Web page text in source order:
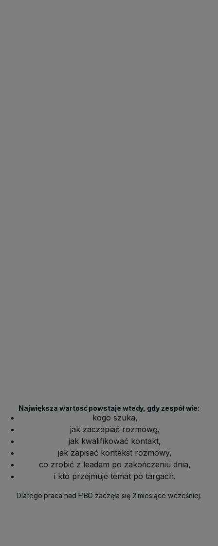
Największa wartość powstaje wtedy, gdy zespół wie:
kogo szuka,
jak zaczepiać rozmowę,
jak kwalifikować kontakt,
jak zapisać kontekst rozmowy,
co zrobić z leadem po zakończeniu dnia,
i kto przejmuje temat po targach.
Dlatego praca nad FIBO zaczęła się 2 miesiące wcześniej.